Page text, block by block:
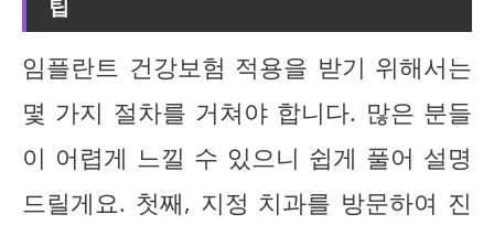
임플란트 건강보험 적용을 받기 위해서는
몇 가지 절차를 거쳐야 합니다. 많은 분들
이 어렵게 느낄 수 있으니 쉽게 풀어 설명
드릴게요. 첫째, 지정 치과를 방문하여 진